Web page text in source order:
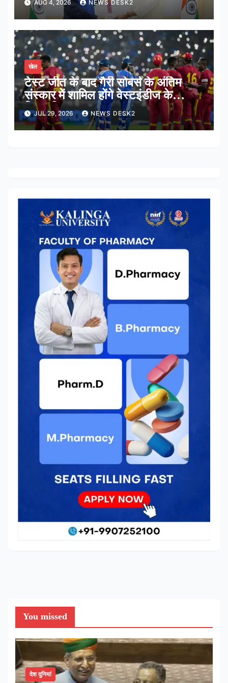
AUG 4, 2026 NEWS DESK2
खेल
टेस्ट जीत के बाद गैरी सोबर्स के अंतिम
संस्कार में शामिल होंगे वेस्टइंडीज के
खिलाड़ी
JUL 29, 2026 NEWS DESK2
You missed
देश दुनियां